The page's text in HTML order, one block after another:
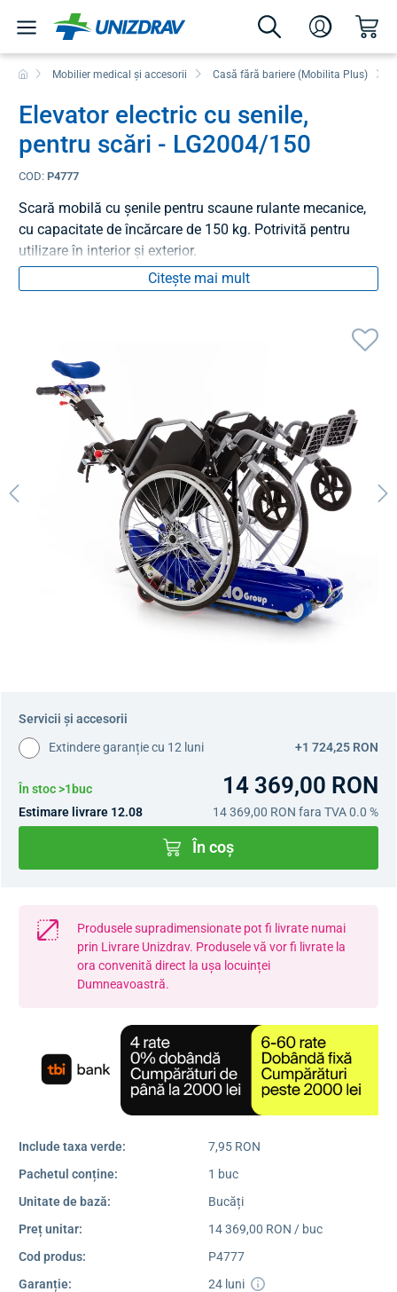
Mobilier medical și accesorii Casă fără bariere (Mobilita Plus)
Elevator electric cu senile,
pentru scări - LG2004/150
COD: P4777
Scară mobilă cu șenile pentru scaune rulante mecanice,
cu capacitate de încărcare de 150 kg. Potrivită pentru
utilizare în interior și exterior.
Citește mai mult
Servicii și accesorii
Extindere garanție cu 12 luni +1 724,25 RON
În stoc >1buc 14 369,00 RON
Estimare livrare 12.08 14 369,00 RON fara TVA 0.0 %
În coș
Produsele supradimensionate pot fi livrate numai
prin Livrare Unizdrav. Produsele vă vor fi livrate la
ora convenită direct la ușa locuinței
Dumneavoastră.
Include taxa verde:
7,95 RON
Pachetul conține:
1 buc
Unitate de bază:
Bucăți
Preț unitar:
14 369,00 RON / buc
Cod produs:
P4777
Garanție:
24 luni